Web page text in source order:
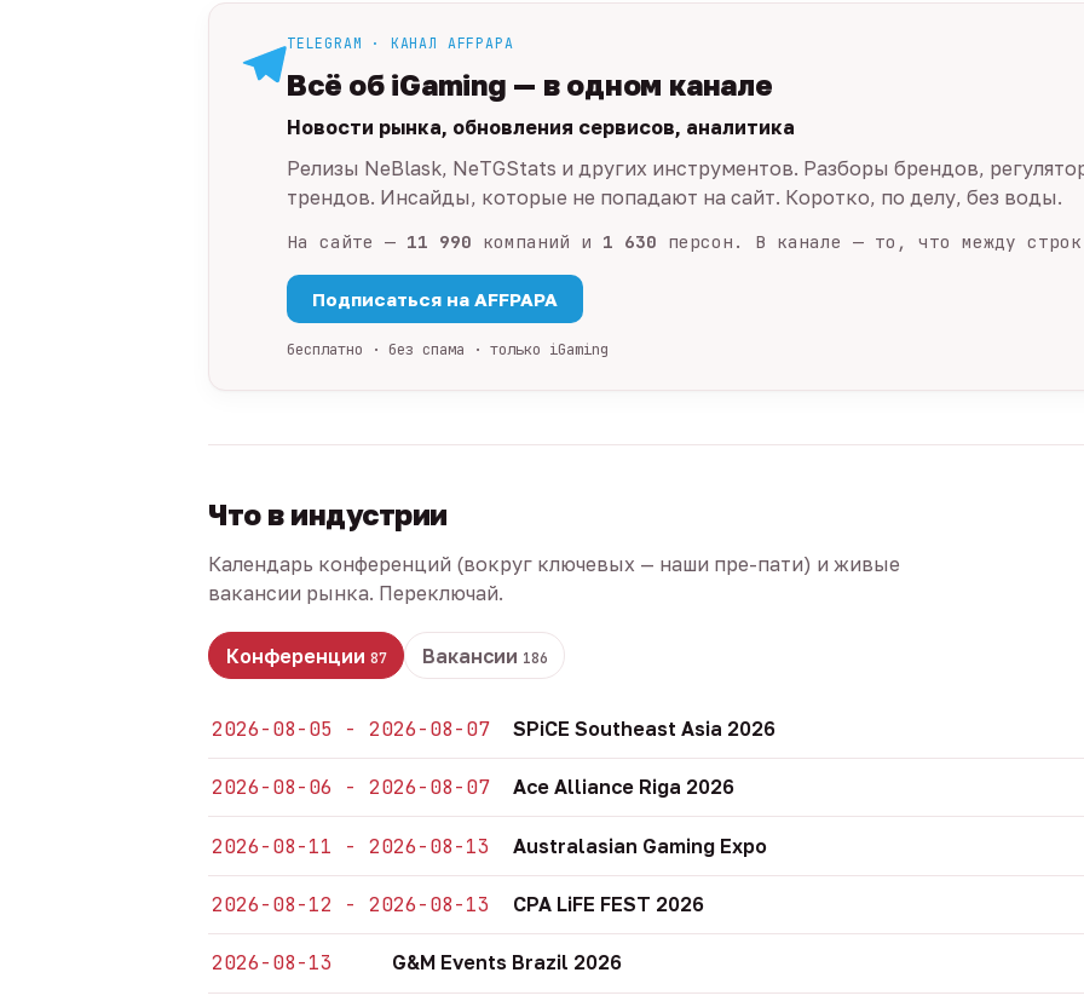
TELEGRAM · КАНАЛ AFFPAPA
Всё об iGaming — в одном канале
Новости рынка, обновления сервисов, аналитика
Релизы NeBlask, NeTGStats и других инструментов. Разборы брендов,
трендов. Инсайды, которые не попадают на сайт. Коротко, по делу, без воды.
На сайте — 11 990 компаний и 1 630 персон. В канале — то, что между
Подписаться на AFFPAPA
бесплатно · без спама · только iGaming
Что в индустрии
Календарь конференций (вокруг ключевых — наши пре-пати) и живые
вакансии рынка. Переключай.
Конференции 87 Вакансии 186
2026-08-05 - 2026-08-07 SPiCE Southeast Asia 2026
2026-08-06 - 2026-08-07 Ace Alliance Riga 2026
2026-08-11 - 2026-08-13 Australasian Gaming Expo
2026-08-12 - 2026-08-13 CPA LiFE FEST 2026
2026-08-13 G&M Events Brazil 2026